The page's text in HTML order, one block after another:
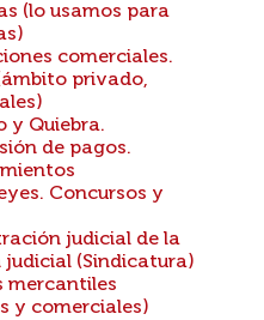
(lo usamos para
comerciales.
privado,
y Quiebra.
de pagos.
Concursos y
judicial de la
judicial (Sindicatura)
mercantiles
y comerciales)